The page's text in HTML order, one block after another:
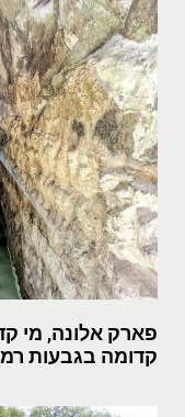
פארק אלונה, מי
קדומה בגבעות